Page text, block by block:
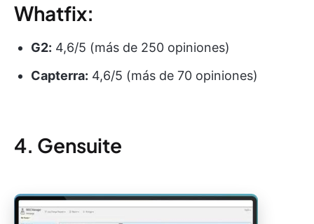
Whatfix:
G2: 4,6/5 (más de 250 opiniones)
Capterra: 4,6/5 (más de 70 opiniones)
4. Gensuite